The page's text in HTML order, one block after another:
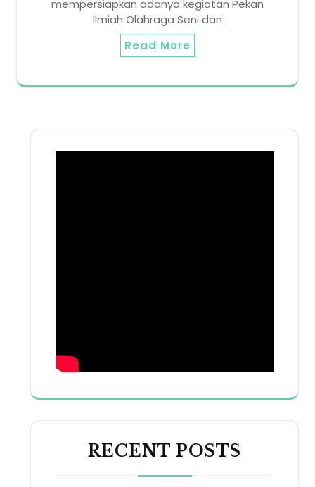
mempersiapkan adanya kegiatan Pekan
Ilmiah Olahraga Seni dan
Read More
RECENT POSTS